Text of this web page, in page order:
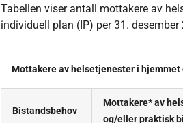
Tabellen viser antall mottakere av
individuell plan (IP) per 31.
Mottakere av helsetjenester i
Bistandsbehov
Mottakere* av
og/eller praktisk